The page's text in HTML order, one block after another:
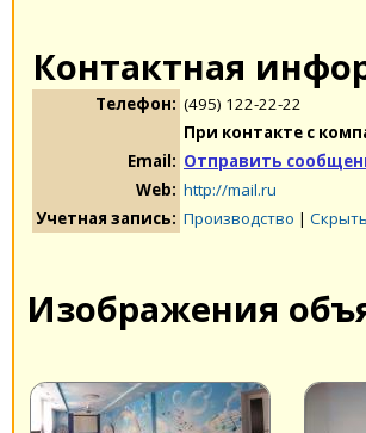
Контактная
Телефон: (495) 122-22-22
При контакте с
Email: Отправить
Web: http://mail.ru
Учетная запись: Производство |
Изображения